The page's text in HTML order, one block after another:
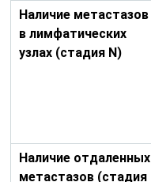
Наличие метастазов
в лимфатических
узлах (стадия N)
Наличие отдаленных
метастазов (стадия